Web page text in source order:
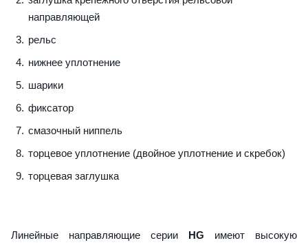
направляющей
рельс
нижнее уплотнение
шарики
фиксатор
смазочный ниппель
торцевое уплотнение (двойное уплотнение и скребок)
торцевая заглушка
Линейные направляющие серии HG имеют высокую